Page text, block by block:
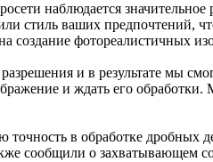
наблюдается
стиль ваших предпочтений,
создание фотореалистичных
и в результате мы
и ждать его
точность в обработке
сообщили о захватывающем